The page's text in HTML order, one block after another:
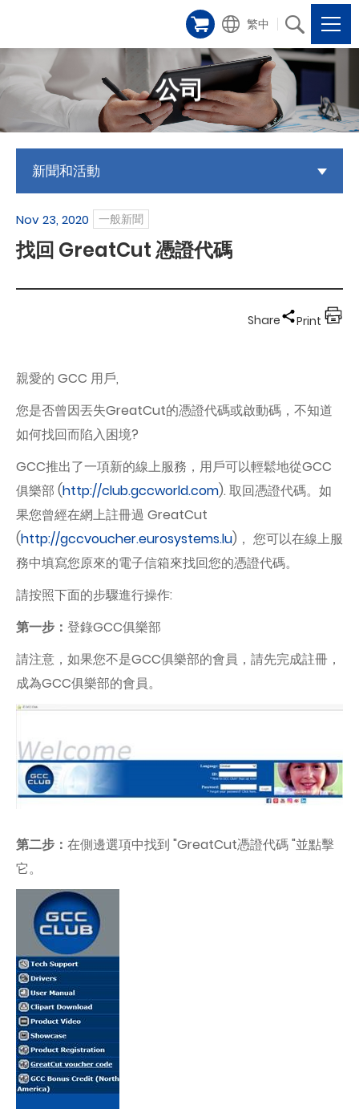
繁中
公司
新聞和活動
Nov 23, 2020 一般新聞
找回 GreatCut 憑證代碼
Share Print
親愛的 GCC 用戶,
您是否曾因丟失GreatCut的憑證代碼或啟動碼，不知道
如何找回而陷入困境?
GCC推出了一項新的線上服務，用戶可以輕鬆地從GCC
俱樂部 (http://club.gccworld.com). 取回憑證代碼。如
果您曾經在網上註冊過 GreatCut
(http://gccvoucher.eurosystems.lu)， 您可以在線上服
務中填寫您原來的電子信箱來找回您的憑證代碼。
請按照下面的步驟進行操作:
第一步： 登錄GCC俱樂部
請注意，如果您不是GCC俱樂部的會員，請先完成註冊，
成為GCC俱樂部的會員。
第二步： 在側邊選項中找到 "GreatCut憑證代碼 "並點擊
它。